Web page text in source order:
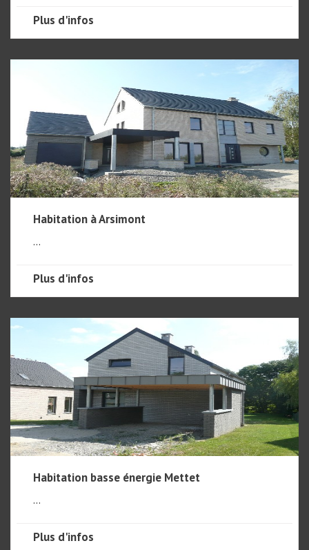
Plus d'infos
Habitation à Arsimont
...
Plus d'infos
Habitation basse énergie Mettet
...
Plus d'infos